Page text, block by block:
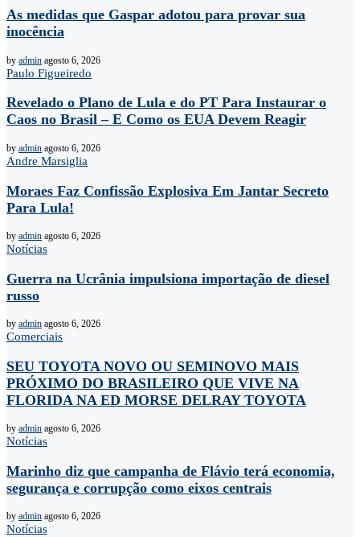
As medidas que Gaspar adotou para provar sua
inocência
by admin agosto 6, 2026
Paulo Figueiredo
Revelado o Plano de Lula e do PT Para Instaurar o
Caos no Brasil – E Como os EUA Devem Reagir
by admin agosto 6, 2026
Andre Marsiglia
Moraes Faz Confissão Explosiva Em Jantar Secreto
Para Lula!
by admin agosto 6, 2026
Notícias
Guerra na Ucrânia impulsiona importação de diesel
russo
by admin agosto 6, 2026
Comerciais
SEU TOYOTA NOVO OU SEMINOVO MAIS
PRÓXIMO DO BRASILEIRO QUE VIVE NA
FLORIDA NA ED MORSE DELRAY TOYOTA
by admin agosto 6, 2026
Notícias
Marinho diz que campanha de Flávio terá economia,
segurança e corrupção como eixos centrais
by admin agosto 6, 2026
Notícias